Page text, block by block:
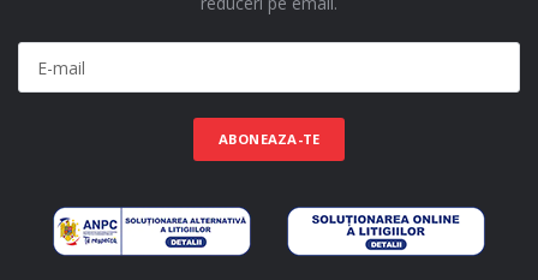
ABONEAZA-TE